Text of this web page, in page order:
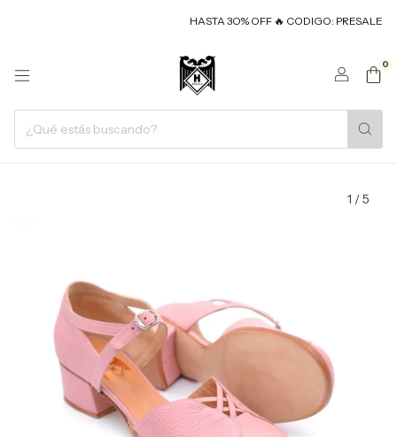
HASTA 3O% OFF 🔥 CODIGO: PRESALE
0
1 /5